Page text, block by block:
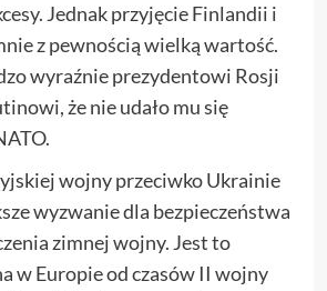
Jednak przyjęcie Finlandii i
z pewnością wielką wartość.
wyraźnie prezydentowi Rosji
że nie udało mu się
wojny przeciwko Ukrainie
wyzwanie dla bezpieczeństwa
zimnej wojny. Jest to
w Europie od czasów II wojny